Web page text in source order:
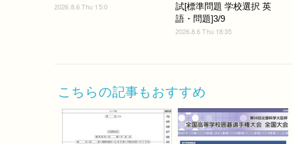
2026.8.6 Thu 15:0
試[標準問題 学校選択 英
語・問題]3/9
2026.8.6 Thu 18:35
こちらの記事もおすすめ